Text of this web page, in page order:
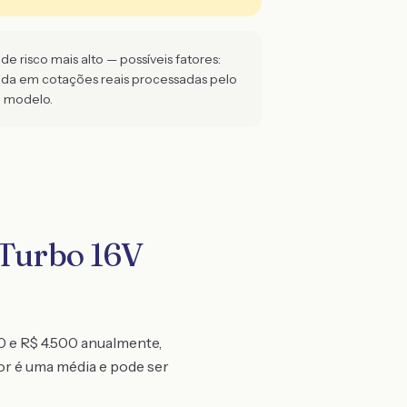
risco mais alto — possíveis fatores:
em cotações reais processadas pelo
modelo.
16V
e R$ 4.500 anualmente,
é uma média e pode ser